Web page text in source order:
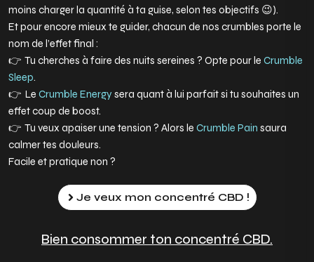
moins charger la quantité à ta guise, selon tes objectifs 😉).
Et pour encore mieux te guider, chacun de nos crumbles porte le
nom de l’effet final :
👉 Tu cherches à faire des nuits sereines ? Opte pour le Crumble
Sleep.
👉 Le Crumble Energy sera quant à lui parfait si tu souhaites un
effet coup de boost.
👉 Tu veux apaiser une tension ? Alors le Crumble Pain saura
calmer tes douleurs.
Facile et pratique non ?
Je veux mon concentré CBD !
Bien consommer ton concentré CBD.